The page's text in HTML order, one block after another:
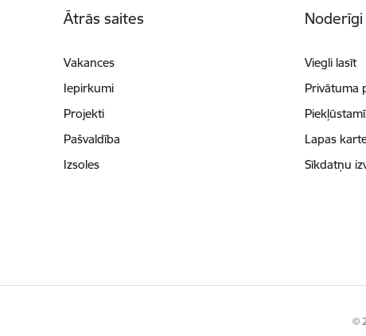
Ātrās saites
Vakances
Iepirkumi
Projekti
Pašvaldība
Izsoles
Noderīgi
Viegli lasīt
Privātuma
Lapas
Sīkdatņu
©